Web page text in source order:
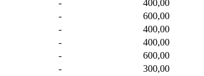
-
400,00
-
600,00
-
400,00
-
400,00
-
600,00
-
300,00